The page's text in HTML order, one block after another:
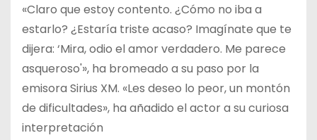
«Claro que estoy contento. ¿Cómo no iba a
estarlo? ¿Estaría triste acaso? Imagínate que te
dijera: ‘Mira, odio el amor verdadero. Me parece
asqueroso'», ha bromeado a su paso por la
emisora Sirius XM. «Les deseo lo peor, un montón
de dificultades», ha añadido el actor a su curiosa
interpretación